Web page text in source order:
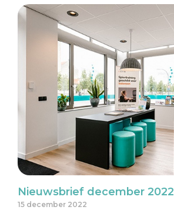
Nieuwsbrief december 2022
15 december 2022